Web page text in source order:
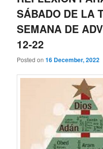
SÁBADO DE LA
SEMANA DE
12-22
Posted on16 December, 2022